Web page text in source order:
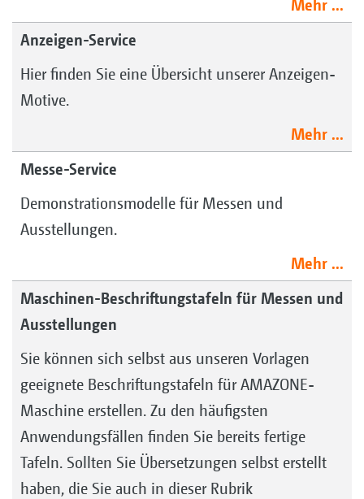
Mehr ...
Anzeigen-Service
Hier finden Sie eine Übersicht unserer Anzeigen-
Motive.
Mehr ...
Messe-Service
Demonstrationsmodelle für Messen und
Ausstellungen.
Mehr ...
Maschinen-Beschriftungstafeln für Messen und
Ausstellungen
Sie können sich selbst aus unseren Vorlagen
geeignete Beschriftungstafeln für AMAZONE-
Maschine erstellen. Zu den häufigsten
Anwendungsfällen finden Sie bereits fertige
Tafeln. Sollten Sie Übersetzungen selbst erstellt
haben, die Sie auch in dieser Rubrik